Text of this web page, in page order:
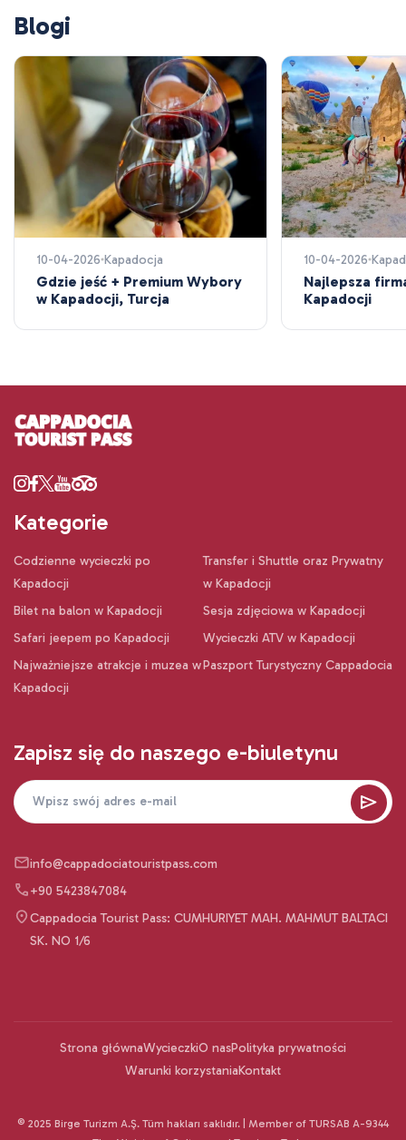
Blogi
10-04-2026 Kapadocja
Gdzie jeść + Premium Wybory
w Kapadocji, Turcja
10-04-2026
Najlepsza
Kapadocji
Kategorie
Codzienne wycieczki po
Kapadocji
Transfer i Shuttle oraz Prywatny
w Kapadocji
Bilet na balon w Kapadocji
Sesja zdjęciowa w Kapadocji
Safari jeepem po Kapadocji
Wycieczki ATV w Kapadocji
Najważniejsze atrakcje i muzea w
Kapadocji
Paszport Turystyczny Cappadocia
Zapisz się do naszego e-biuletynu
info@cappadociatouristpass.com
+90 5423847084
Cappadocia Tourist Pass: CUMHURIYET MAH. MAHMUT BALTACI
SK. NO 1/6
Strona głównaWycieczkiO nasPolityka prywatności
Warunki korzystaniaKontakt
© 2025 Birge Turizm A.Ş. Tüm hakları saklıdır. | Member of TURSAB A-9344